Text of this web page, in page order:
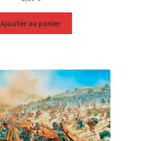
Ajouter au panier